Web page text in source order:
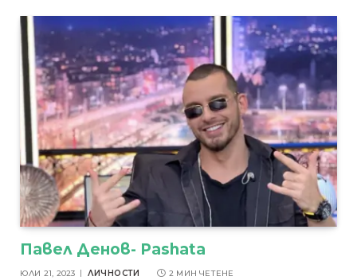
Павел Денов- Pashata
ЮЛИ 21, 2023 ЛИЧНОСТИ 2 МИН ЧЕТЕНЕ